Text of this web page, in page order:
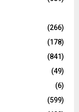
(266)
(178)
(841)
(49)
(6)
(599)